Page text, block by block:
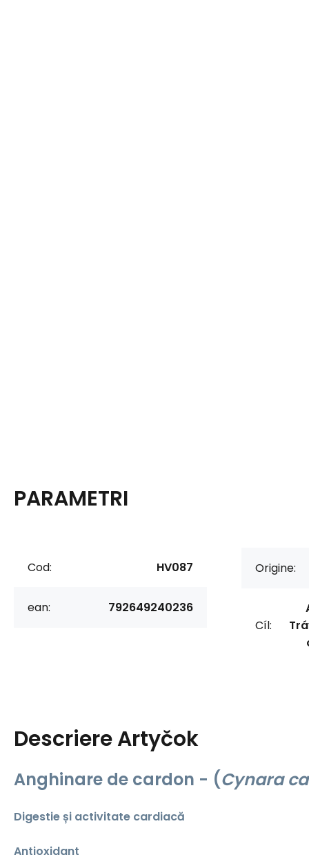
PARAMETRI
Cod: HV087
ean: 792649240236
Origine:
Cíl:
DescriereArtyčok
Anghinare de cardon - (Cynara
Digestie și activitate cardiacă
Antioxidant